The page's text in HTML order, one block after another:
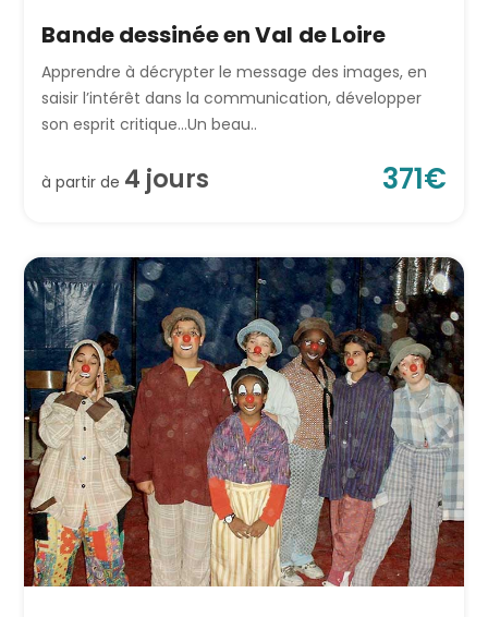
Bande dessinée en Val de Loire
Apprendre à décrypter le message des images, en
saisir l’intérêt dans la communication, développer
son esprit critique…Un beau..
à partir de 4 jours 371€